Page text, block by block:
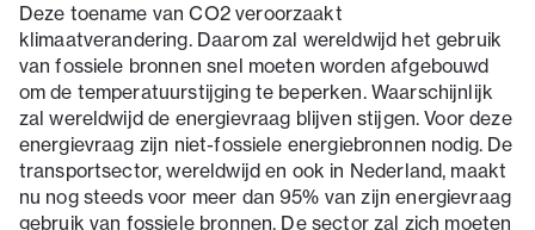
Deze toename van CO2 veroorzaakt
klimaatverandering. Daarom zal wereldwijd het gebruik
van fossiele bronnen snel moeten worden afgebouwd
om de temperatuurstijging te beperken. Waarschijnlijk
zal wereldwijd de energievraag blijven stijgen. Voor deze
energievraag zijn niet-fossiele energiebronnen nodig. De
transportsector, wereldwijd en ook in Nederland, maakt
nu nog steeds voor meer dan 95% van zijn energievraag
gebruik van fossiele bronnen. De sector zal zich moeten